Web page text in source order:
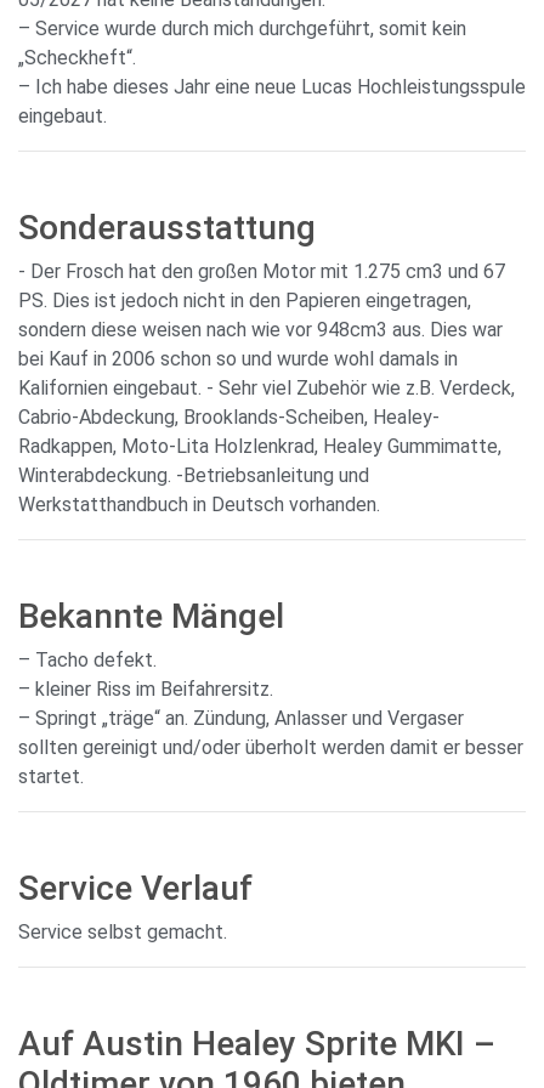
– Service wurde durch mich durchgeführt, somit kein
„Scheckheft“.
– Ich habe dieses Jahr eine neue Lucas Hochleistungsspule
eingebaut.
Sonderausstattung
- Der Frosch hat den großen Motor mit 1.275 cm3 und 67
PS. Dies ist jedoch nicht in den Papieren eingetragen,
sondern diese weisen nach wie vor 948cm3 aus. Dies war
bei Kauf in 2006 schon so und wurde wohl damals in
Kalifornien eingebaut. - Sehr viel Zubehör wie z.B. Verdeck,
Cabrio-Abdeckung, Brooklands-Scheiben, Healey-
Radkappen, Moto-Lita Holzlenkrad, Healey Gummimatte,
Winterabdeckung. -Betriebsanleitung und
Werkstatthandbuch in Deutsch vorhanden.
Bekannte Mängel
– Tacho defekt.
– kleiner Riss im Beifahrersitz.
– Springt „träge“ an. Zündung, Anlasser und Vergaser
sollten gereinigt und/oder überholt werden damit er besser
startet.
Service Verlauf
Service selbst gemacht.
Auf Austin Healey Sprite MKI –